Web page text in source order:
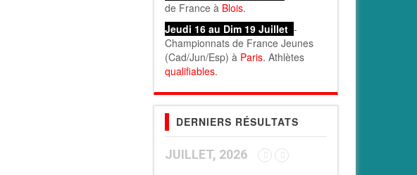
de France à Blois.
Jeudi 16 au Dim 19 Juillet -
Championnats de France Jeunes
(Cad/Jun/Esp) à Paris. Athlètes
qualifiables.
DERNIERS RÉSULTATS
JUILLET, 2026